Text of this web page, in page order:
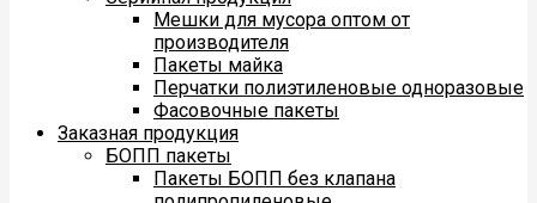
Мешки для мусора оптом от
производителя
Пакеты майка
Перчатки полиэтиленовые одноразовые
Фасовочные пакеты
Заказная продукция
БОПП пакеты
Пакеты БОПП без клапана